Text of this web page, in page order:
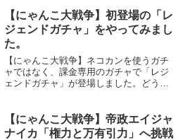
【にゃんこ大戦争】初登場の「レ
ジェンドガチャ」をやってみまし
た。
【にゃんこ大戦争】ネコカンを使うガチ
ャではなく、課金専用のガチャで「レジ
ェンドガチャ」が登場しました。どうや
【にゃんこ大戦争】帝政エイジャ
ナイカ「権力と万有引力」へ挑戦